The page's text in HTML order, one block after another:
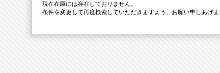
現在在庫には存在しておりません。
条件を変更して再度検索していただきますよう、お願い申しあげ